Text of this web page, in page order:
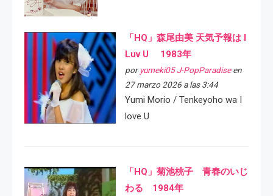
「HQ」森尾由美 天気予報は I
Luv U 1983年
por yumeki05 J-PopParadiseen
27 marzo 2026 a las 3:44
Yumi Morio / Tenkeyoho wa I
love U
「HQ」菊池桃子 青春のいじ
わる 1984年